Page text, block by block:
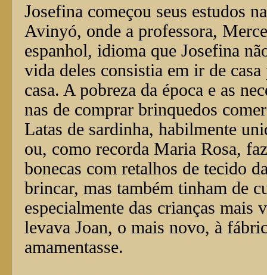
Josefina começou seus estudos
Avinyó, onde a professora,
espanhol, idioma que Josefina
vida deles consistia em ir de casa
casa. A pobreza da época e as
nas de comprar brinquedos
Latas de sardinha, habilmente
ou, como recorda Maria Rosa,
bonecas com retalhos de tecido
brincar, mas também tinham de
especialmente das crianças
levava Joan, o mais novo, à
amamentasse.